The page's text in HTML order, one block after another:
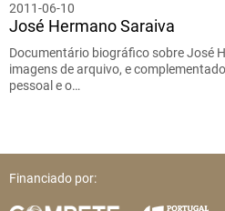
2011-06-10
José Hermano Saraiva
Documentário biográfico sobre José
imagens de arquivo, e
pessoal e o…
Financiado por: